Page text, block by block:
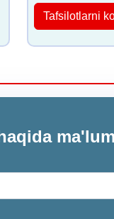
tajribaga ega
Tafsilotlarni